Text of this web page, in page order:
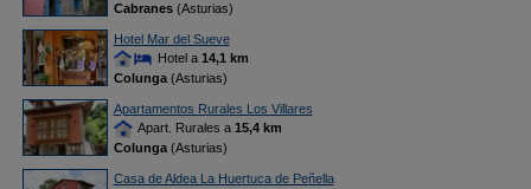
Cabranes(Asturias)
Hotel Mar del Sueve
Hotel a 14,1 km
Colunga(Asturias)
Apartamentos Rurales Los Villares
Apart. Rurales a 15,4 km
Colunga(Asturias)
Casa de Aldea La Huertuca de Peñella